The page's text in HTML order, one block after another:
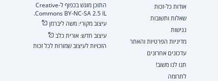
אודות כל-זכות
שאלות ותשובות
נגישות
מדיניות הפרטיות והאתר
עדכונים אחרונים
תנו לנו משוב!
לתרומה
התוכן מוגש בכפוף ל-Creative
Commons BY-NC-SA 2.5 IL.
עיצוב מקורי: משה ליברמן
עיצוב חדש: אורית כלב
הזכויות לעיצוב שמורות לכל זכות